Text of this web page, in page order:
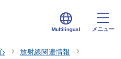
Multilingual メニュー
放射線関連情報